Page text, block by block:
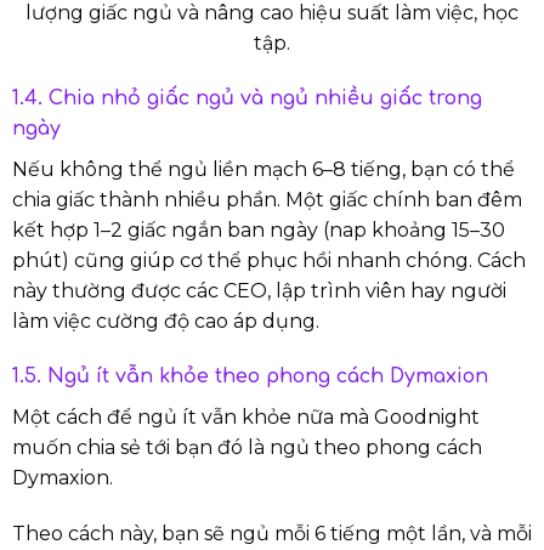
lượng giấc ngủ và nâng cao hiệu suất làm việc, học
tập.
1.4. Chia nhỏ giấc ngủ và ngủ nhiều giấc trong
ngày
Nếu không thể ngủ liền mạch 6–8 tiếng, bạn có thể
chia giấc thành nhiều phần. Một giấc chính ban đêm
kết hợp 1–2 giấc ngắn ban ngày (nap khoảng 15–30
phút) cũng giúp cơ thể phục hồi nhanh chóng. Cách
này thường được các CEO, lập trình viên hay người
làm việc cường độ cao áp dụng.
1.5. Ngủ ít vẫn khỏe theo phong cách Dymaxion
Một cách để ngủ ít vẫn khỏe nữa mà Goodnight
muốn chia sẻ tới bạn đó là ngủ theo phong cách
Dymaxion.
Theo cách này, bạn sẽ ngủ mỗi 6 tiếng một lần, và mỗi